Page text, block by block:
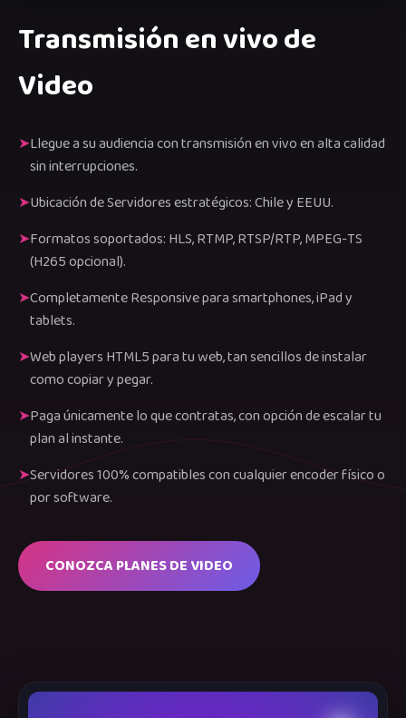
Transmisión en vivo de
Video
Llegue a su audiencia con transmisión en vivo en alta calidad
sin interrupciones.
Ubicación de Servidores estratégicos: Chile y EEUU.
Formatos soportados: HLS, RTMP, RTSP/RTP, MPEG-TS
(H265 opcional).
Completamente Responsive para smartphones, iPad y
tablets.
Web players HTML5 para tu web, tan sencillos de instalar
como copiar y pegar.
Paga únicamente lo que contratas, con opción de escalar tu
plan al instante.
Servidores 100% compatibles con cualquier encoder físico o
por software.
CONOZCA PLANES DE VIDEO